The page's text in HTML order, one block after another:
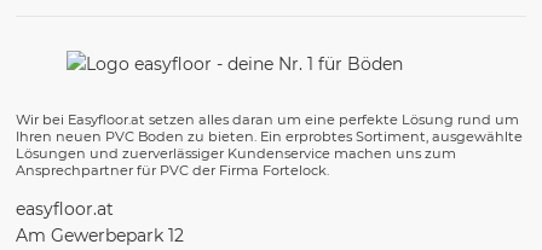
Wir bei Easyfloor.at setzen alles daran um eine perfekte Lösung rund um
Ihren neuen PVC Boden zu bieten. Ein erprobtes Sortiment, ausgewählte
Lösungen und zuerverlässiger Kundenservice machen uns zum
Ansprechpartner für PVC der Firma Fortelock.
easyfloor.at
Am Gewerbepark 12